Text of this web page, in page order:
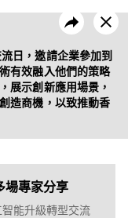
日，邀請企業參加到
有效融入他們的策略
展示創新應用場景，
造商機，以致推動香
場專家分享
能升級轉型交流